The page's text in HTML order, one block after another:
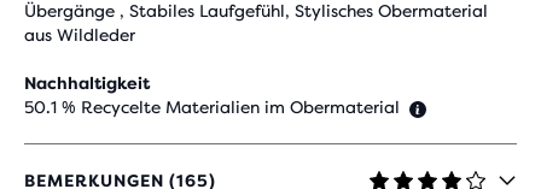
Übergänge , Stabiles Laufgefühl, Stylisches Obermaterial
aus Wildleder
Nachhaltigkeit
50.1 % Recycelte Materialien im Obermaterial
BEMERKUNGEN (165)